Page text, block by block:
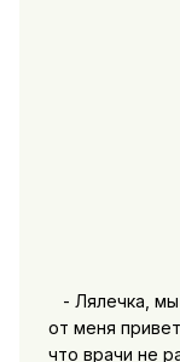
- Лялечка, мы
от меня
что врачи не